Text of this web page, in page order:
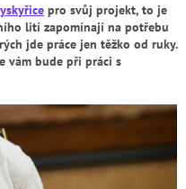
pro svůj projekt, to je
lití zapomínají na potřebu
jde práce jen těžko od ruky.
vám bude při práci s